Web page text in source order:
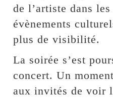
de l’artiste dans
évènements
plus de visibilité.
La soirée s’est
concert. Un
aux invités de voir